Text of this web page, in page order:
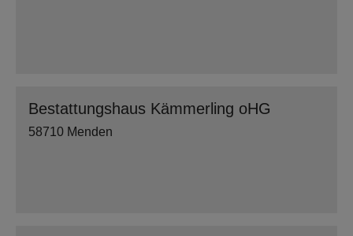
Bestattungshaus Kämmerling oHG
58710 Menden